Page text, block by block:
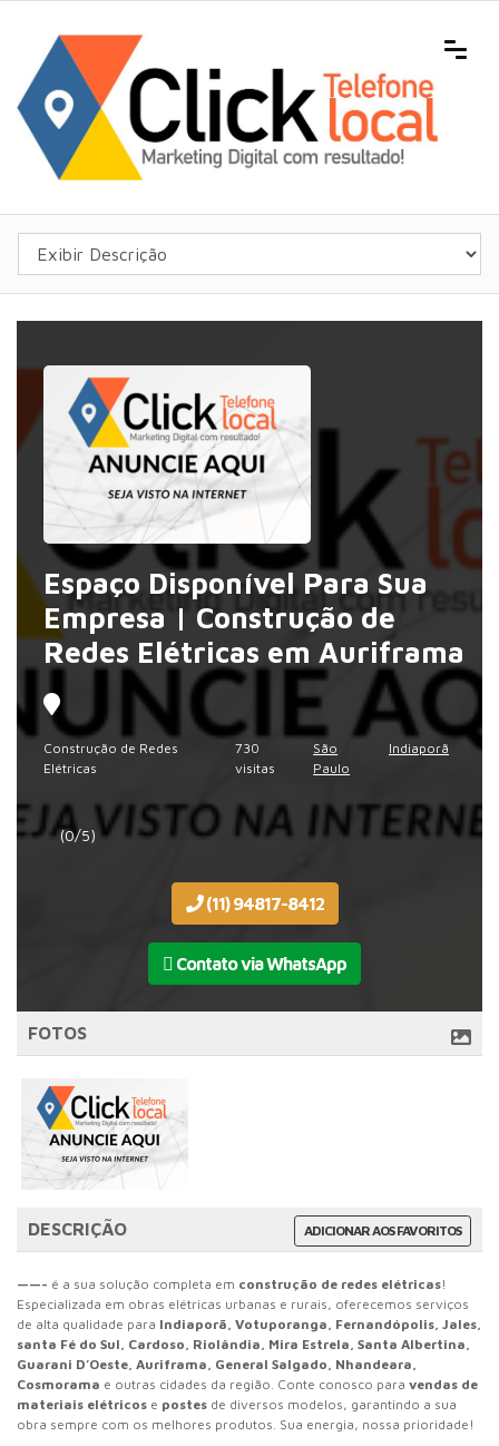
Espaço Disponível Para Sua
Empresa | Construção de
Redes Elétricas em Auriframa
Construção de Redes
Elétricas
730
visitas
São
Paulo
Indiaporã
(0/5)
(11) 94817-8412
Contato via WhatsApp
FOTOS
ADICIONAR AOS FAVORITOS
DESCRIÇÃO
——- é a sua solução completa em construção de redes elétricas!
Especializada em obras elétricas urbanas e rurais, oferecemos serviços
de alta qualidade para Indiaporã, Votuporanga, Fernandópolis, Jales,
santa Fé do Sul, Cardoso, Riolândia, Mira Estrela, Santa Albertina,
Guarani D’Oeste, Auriframa, General Salgado, Nhandeara,
Cosmorama e outras cidades da região. Conte conosco para vendas de
materiais elétricos e postes de diversos modelos, garantindo a sua
obra sempre com os melhores produtos. Sua energia, nossa prioridade!